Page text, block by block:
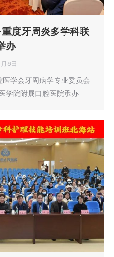
度牙周炎多学科联
办
8日
学会牙周病学专业委员会
学院附属口腔医院承办